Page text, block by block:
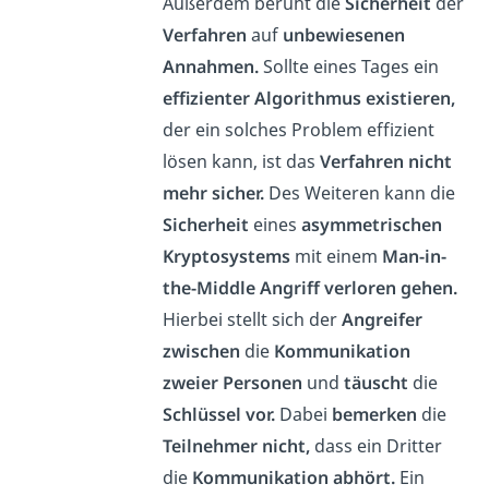
Verfahren auf unbewiesenen
Annahmen.Sollte eines Tages ein
effizienter Algorithmus existieren,
der ein solches Problem effizient
lösen kann, ist dasVerfahren nicht
mehr sicher. Des Weiteren kann die
Sicherheit einesasymmetrischen
Kryptosystems mit einem Man-in-
the-Middle Angriff verloren gehen.
Hierbei stellt sich derAngreifer
zwischen die Kommunikation
zweier Personen undtäuscht die
Schlüssel vor. Dabei bemerken die
Teilnehmer nicht, dass ein Dritter
die Kommunikation abhört. Ein